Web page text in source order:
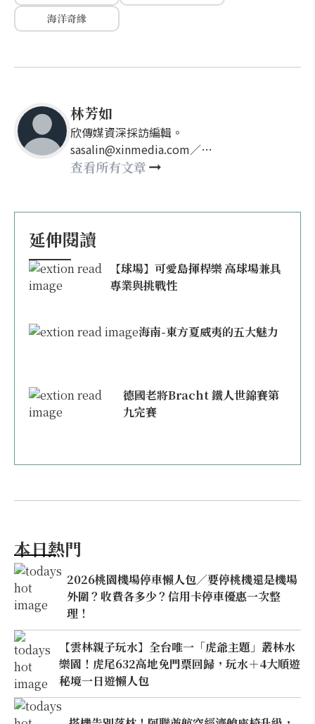
海洋奇緣
林芳如
欣傳媒資深採訪編輯。
sasalin@xinmedia.com／
happy21917@gmail.com
查看所有文章
延伸閱讀
【球場】可愛島揮桿樂 高球場兼具
專業與挑戰性
海南-東方夏威夷的五大魅力
德國老將Bracht 鐵人世錦賽第
九完賽
本日熱門
2026桃園機場停車懶人包／要停桃機還是機場
外圍？收費各多少？信用卡停車優惠一次整
理！
【雲林親子玩水】全台唯一「虎爺主題」叢林水
樂園！虎尾632高地免門票回歸，玩水＋4大順遊
秘境一日遊懶人包